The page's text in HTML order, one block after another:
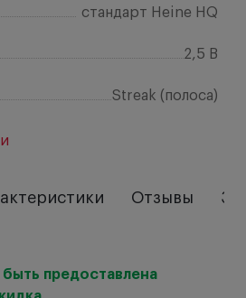
стандарт Heine HQ
2,5 В
Streak (полоса)
Отзывы
предоставлена